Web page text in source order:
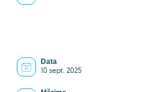
Data
10 sept. 2025